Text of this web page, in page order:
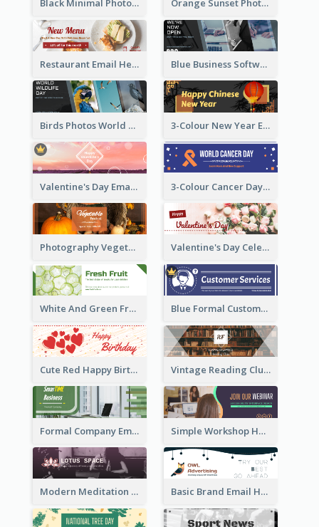
Black Minimal Photo Valentines Day Email Heade Orange Sunset Photo Enjoy Sunset Email Header
Restaurant Email Header With Photo Of Meal Blue Business Software Photo Email Header
Birds Photos World Wildlife Day Email Header 3-Colour New Year Email Header
Valentine's Day Email Header With Photo In Warm Colour Tone 3-Colour Cancer Day Email Header
Photography Vegetables Email Header Of Discount Event Valentine's Day Celebration Email Header
White And Green Fruit Promotion Email Header Blue Formal Customer Services Email Header
Cute Red Happy Birthday Hand-drawing Style Email Header Vintage Reading Club Email Header With White Decoration
Formal Company Email Header In Green Colour Tone Simple Workshop Hosting Email Header Design
Modern Meditation Space Email Header Design Basic Brand Email Header With Information